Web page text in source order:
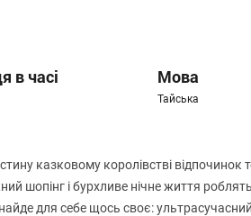
в часі Мова
Тайська
казковому королівстві відпочинок
шопінг і бурхливе нічне життя
для себе щось своє: